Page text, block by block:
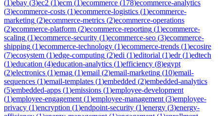
(1)ebay (3)ec2 (1)ecm (1)ecommerce (178)ecommerce-analytics
(3)ecommerce-costs (1)ecommerce-logistics (1)ecommerce-
marketing (2)ecommerce-metrics (2)ecommerce-operations
(2)ecommerce-platform (2)ecommerce-reporting (1)ecommerce-
scaling (1)ecommerce-security (1)ecommerce-seo (3)ecommerce-
shipping (1)ecommerce-technology (1)ecommerce-trends (1)ecosire
(7)ecosystem (1)edge-computing (2)edi (1)editorial (1)edr(1)edtech
(1)education (4)education-analytics (1)efficiency (8)egypt
(2)electronics (1)emag (1)email (2)email-marketing (10)email-
sequences (1)email-templates (1)embedded (2)embedded-analytics
(5)embedded-apps (1)emissions (1)employee-development
(1)employee-engagement (1)employee-management (3)employee-
privacy (1)encryption (1)endpoint-security (1)energy (3)energy-